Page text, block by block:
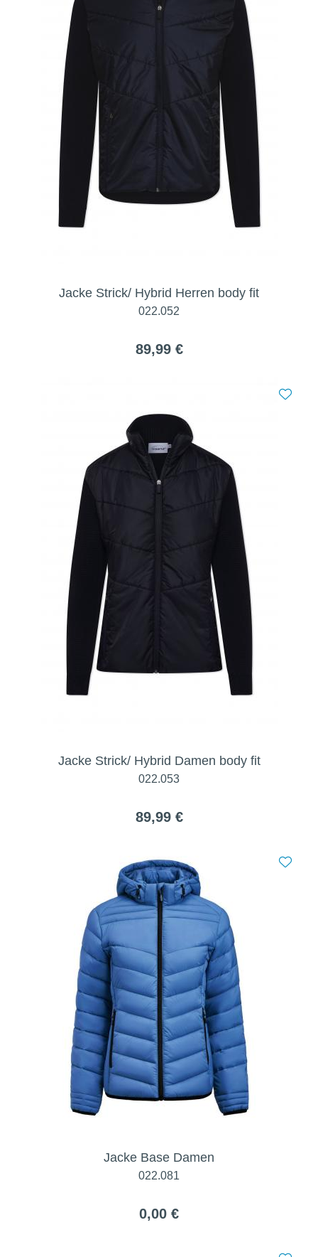
Jacke Strick/ Hybrid Herren body fit
022.052
89,99 €
Jacke Strick/ Hybrid Damen body fit
022.053
89,99 €
Jacke Base Damen
022.081
0,00 €